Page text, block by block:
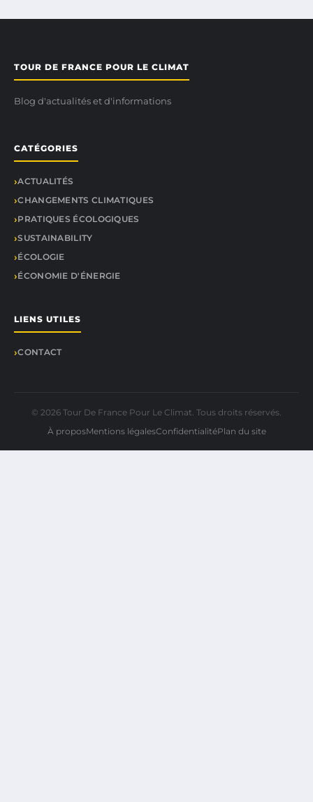
TOUR DE FRANCE POUR LE CLIMAT
Blog d'actualités et d'informations
CATÉGORIES
ACTUALITÉS
CHANGEMENTS CLIMATIQUES
PRATIQUES ÉCOLOGIQUES
SUSTAINABILITY
ÉCOLOGIE
ÉCONOMIE D'ÉNERGIE
LIENS UTILES
CONTACT
© 2026 Tour De France Pour Le Climat. Tous droits réservés.
À proposMentions légalesConfidentialitéPlan du site